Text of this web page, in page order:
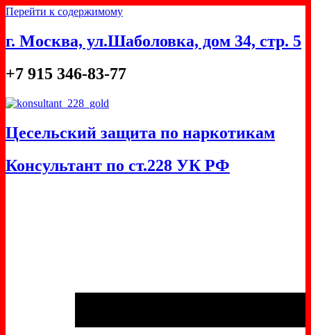
Перейти к содержимому
г. Москва, ул.Шаболовка, дом 34, стр. 5
+7 915 346-83-77
Цесельский защита по наркотикам
Консультант по ст.228 УК РФ